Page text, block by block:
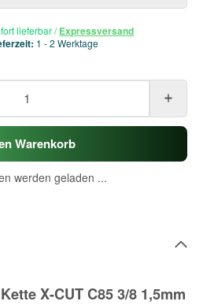
lieferbar/Expressversand
1 - 2 Werktage
Warenkorb
werden geladen ...
X-CUT C85 3/8 1,5mm